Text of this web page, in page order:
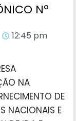
Nº
12:45 pm
NA
DE
NACIONAIS E